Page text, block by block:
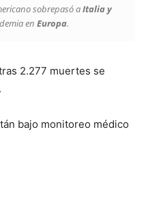
sobrepasó aItalia y
en Europa.
2.277 muertes se
bajo monitoreo médico